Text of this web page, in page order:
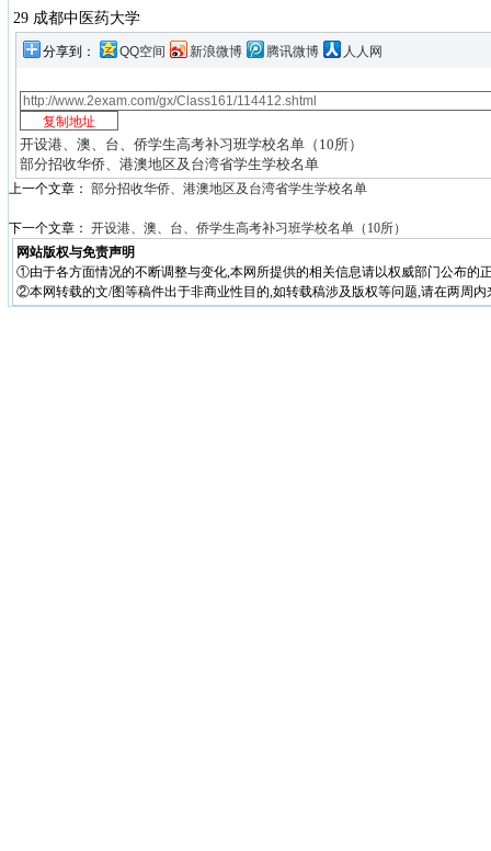
29 成都中医药大学
分享到： QQ空间 新浪微博 腾讯微博 人人网
开设港、澳、台、侨学生高考补习班学校名单（10所）
部分招收华侨、港澳地区及台湾省学生学校名单
上一个文章： 部分招收华侨、港澳地区及台湾省学生学校名单
下一个文章： 开设港、澳、台、侨学生高考补习班学校名单（10所）
网站版权与免责声明
①由于各方面情况的不断调整与变化,本网所提供的相关信息请以权威部门公布的
②本网转载的文/图等稿件出于非商业性目的,如转载稿涉及版权等问题,请在两周内